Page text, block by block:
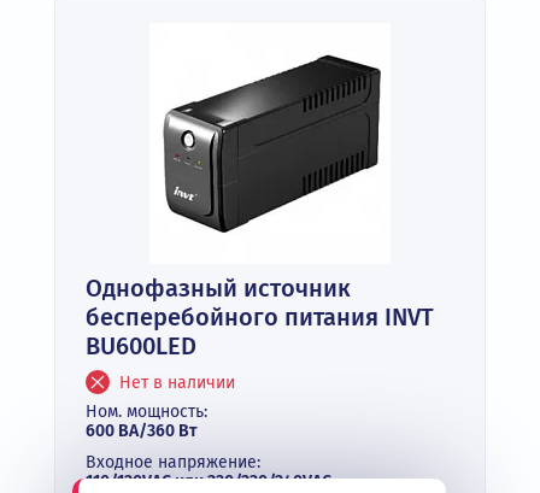
Однофазный источник
бесперебойного питания INVT
BU600LED
Нет в наличии
Ном. мощность:
600 ВА/360 Вт
Входное напряжение:
110/120VAC или 220/230/240VAC